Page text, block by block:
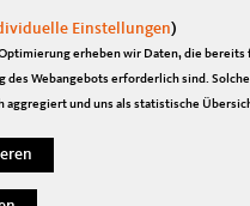
noch nicht geimpft werden
können, dass möglichst jeder in
Masern endlich ausrotten! Es
Impfungen immer noch
haben wir noch nicht das
95% erreicht. Deswegen
Regelung zur verpflichtenden
Einstellungen)
erheben wir Daten, die bereits
des Webangebots erforderlich sind.
aggregiert und uns als statistische